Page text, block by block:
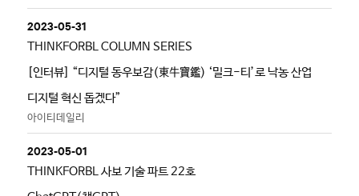
2023-05-31
THINKFORBL COLUMN SERIES
[인터뷰] “디지털 동우보감(東牛寶鑑) ‘밀크-티’로 낙농 산업
디지털 혁신 돕겠다”
아이티데일리
2023-05-01
THINKFORBL 사보 기술 파트 22호